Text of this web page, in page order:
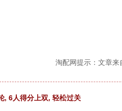
淘配网提示：文章来
, 6人得分上双, 轻松过关